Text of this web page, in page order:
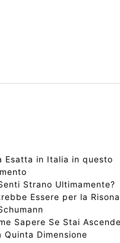
Esatta in Italia in questo
Strano Ultimamente?
Essere per la
Sapere Se Stai
Quinta Dimensione